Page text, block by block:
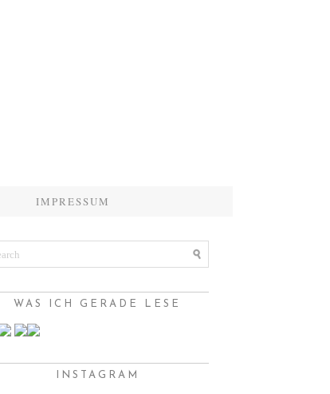
IMPRESSUM
WAS ICH GERADE LESE
INSTAGRAM